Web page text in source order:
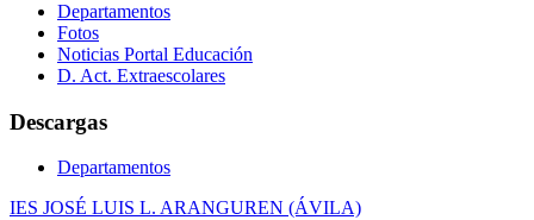
Departamentos
Fotos
Noticias Portal Educación
D. Act. Extraescolares
Descargas
Departamentos
IES JOSÉ LUIS L. ARANGUREN (ÁVILA)